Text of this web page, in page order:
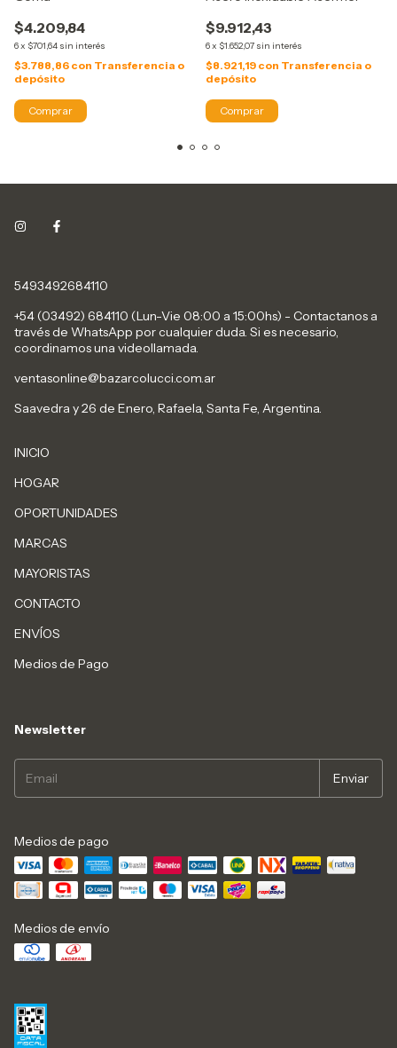
$4.209,84
6x $701,64 sin interés
$3.788,86 con Transferencia o
depósito
$9.912,43
6x $1.652,07 sin interés
$8.921,19 con Transferencia o
depósito
5493492684110
+54 (03492) 684110 (Lun-Vie 08:00 a 15:00hs) - Contactanos a
través de WhatsApp por cualquier duda. Si es necesario,
coordinamos una videollamada.
ventasonline@bazarcolucci.com.ar
Saavedra y 26 de Enero, Rafaela, Santa Fe, Argentina.
INICIO
HOGAR
OPORTUNIDADES
MARCAS
MAYORISTAS
CONTACTO
ENVÍOS
Medios de Pago
Newsletter
Medios de pago
Medios de envío